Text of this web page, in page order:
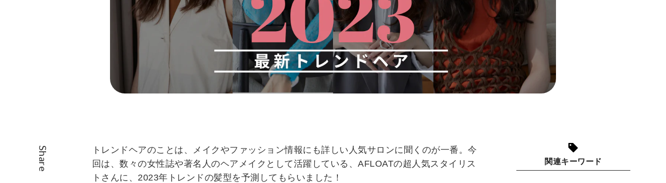
Share
トレンドヘアのことは、メイクやファッション情報にも詳しい人気サロンに聞くのが一番。今
回は、数々の女性誌や著名人のヘアメイクとして活躍している、AFLOATの超人気スタイリス
トさんに、2023年トレンドの髪型を予測してもらいました！
関連キーワード